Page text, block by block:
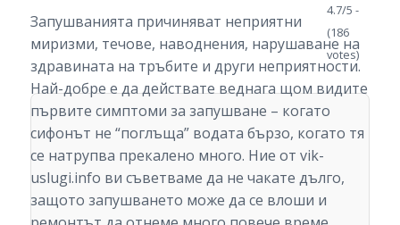
Запушванията причиняват неприятни
миризми, течове, наводнения, нарушаване на
здравината на тръбите и други неприятности.
Най-добре е да действате веднага щом видите
първите симптоми за запушване – когато
сифонът не “поглъща” водата бързо, когато тя
се натрупва прекалено много. Ние от vik-
uslugi.info ви съветваме да не чакате дълго,
защото запушването може да се влоши и
4.7/5 -
(186
votes)